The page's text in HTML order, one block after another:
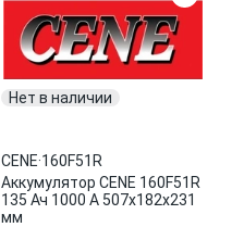
Нет в наличии
CENE·160F51R
Аккумулятор CENE 160F51R
135 Ач 1000 А 507x182x231
мм